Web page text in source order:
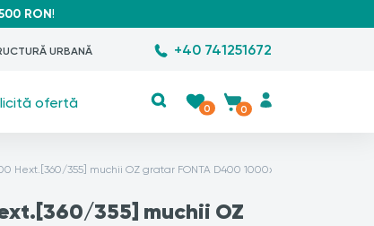
RON!
URBANĂ +40 741251672
ofertă 0 0
Hext.[360/355] muchii OZ gratar FONTA D400 1000x360x360
355] muchii OZ